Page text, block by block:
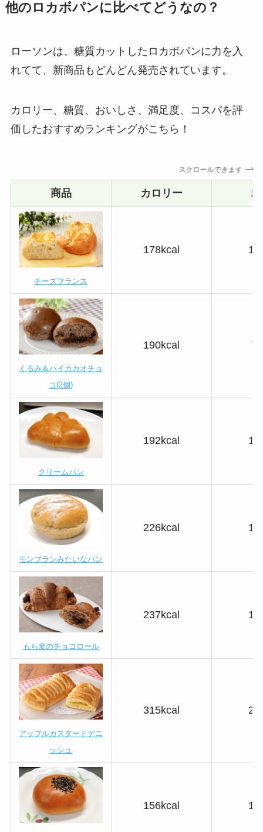
他のロカボパンに比べてどうなの？
ローソンは、糖質カットしたロカボパンに力を入
れてて、新商品もどんどん発売されています。
カロリー、糖質、おいしさ、満足度、コスパを評
価したおすすめランキングがこちら！
スクロールできます
商品 カロリー
チーズフランス
178kcal
くるみ＆ハイカカオチョ
コ(2個)
190kcal
クリームパン
192kcal
モンブランみたいなパン
226kcal
もち麦のチョコロール
237kcal
アップルカスタードデニ
ッシュ
315kcal
156kcal